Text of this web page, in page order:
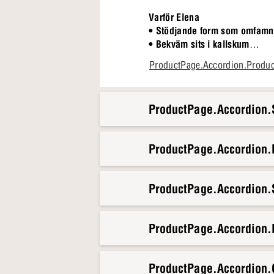
Varför Elena
• Stödjande form som
• Bekväm sits i kallskum
• Elegant gråbrun färg
oavsett om det är för de
kommer att bli din